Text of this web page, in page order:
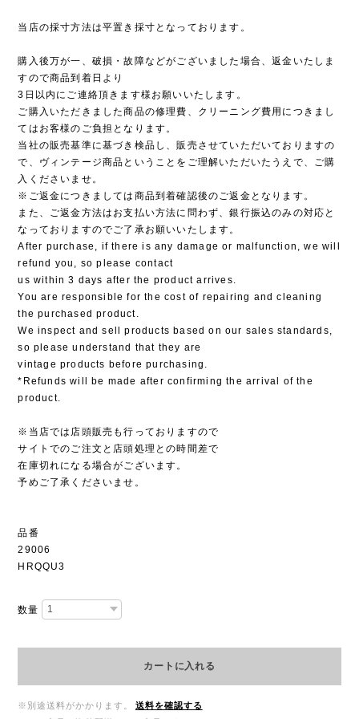
当店の採寸方法は平置き採寸となっております。
購入後万が一、破損・故障などがございました場合、返金いたしま
すので商品到着日より
3日以内にご連絡頂きます様お願いいたします。
ご購入いただきました商品の修理費、クリーニング費用につきまし
てはお客様のご負担となります。
当社の販売基準に基づき検品し、販売させていただいておりますの
で、ヴィンテージ商品ということをご理解いただいたうえで、ご購
入くださいませ。
※ご返金につきましては商品到着確認後のご返金となります。
また、ご返金方法はお支払い方法に問わず、銀行振込のみの対応と
なっておりますのでご了承お願いいたします。
After purchase, if there is any damage or malfunction, we will
refund you, so please contact
us within 3 days after the product arrives.
You are responsible for the cost of repairing and cleaning
the purchased product.
We inspect and sell products based on our sales standards,
so please understand that they are
vintage products before purchasing.
*Refunds will be made after confirming the arrival of the
product.
※当店では店頭販売も行っておりますので
サイトでのご注文と店頭処理との時間差で
在庫切れになる場合がございます。
予めご了承くださいませ。
品番
29006
HRQQU3
数量
カートに入れる
※別途送料がかかります。
送料を確認する